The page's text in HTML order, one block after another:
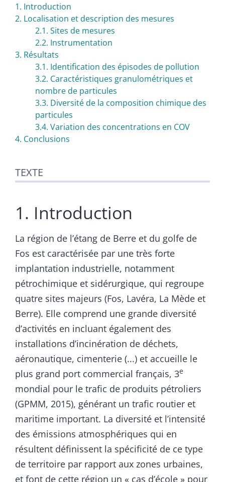
1. Introduction
2. Localisation et description des mesures
2.1. Sites de mesures
2.2. Instrumentation
3. Résultats
3.1. Identification des épisodes de pollution
3.2. Caractéristiques granulométriques et
nombre de particules
3.3. Diversité de la composition chimique des
particules
3.4. Variation des concentrations en COV
4. Conclusions
TEXTE
1. Introduction
La région de l’étang de Berre et du golfe de
Fos est caractérisée par une très forte
implantation industrielle, notamment
pétrochimique et sidérurgique, qui regroupe
quatre sites majeurs (Fos, Lavéra, La Mède et
Berre). Elle comprend une grande diversité
d’activités en incluant également des
installations d’incinération de déchets,
aéronautique, cimenterie (...) et accueille le
plus grand port commercial français, 3e
mondial pour le trafic de produits pétroliers
(GPMM, 2015), générant un trafic routier et
maritime important. La diversité et l’intensité
des émissions atmosphériques qui en
résultent définissent la spécificité de ce type
de territoire par rapport aux zones urbaines,
et font de cette région un « cas d’école » pour